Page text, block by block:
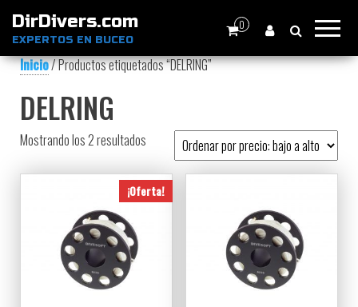
DirDivers.com
EXPERTOS EN BUCEO
0
Inicio/ Productos etiquetados “DELRING”
DELRING
Mostrando los 2 resultados Ordenado por precio: bajo a alto
¡Oferta!